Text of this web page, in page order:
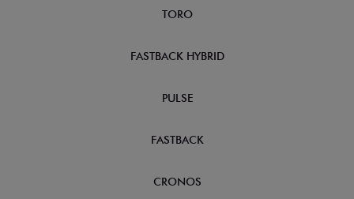
TORO
FASTBACK HYBRID
PULSE
FASTBACK
CRONOS